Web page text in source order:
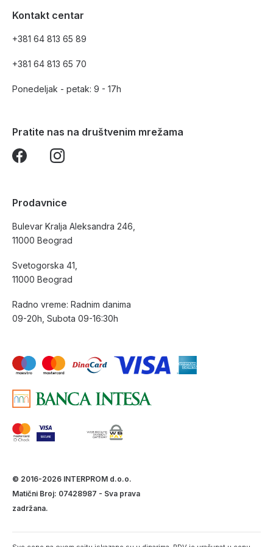
Kontakt centar
+381 64 813 65 89
+381 64 813 65 70
Ponedeljak - petak: 9 - 17h
Pratite nas na društvenim mrežama
Prodavnice
Bulevar Kralja Aleksandra 246,
11000 Beograd
Svetogorska 41,
11000 Beograd
Radno vreme: Radnim danima
09-20h, Subota 09-16:30h
© 2016-2026 INTERPROM d.o.o.
Matični Broj: 07428987 - Sva prava
zadržana.